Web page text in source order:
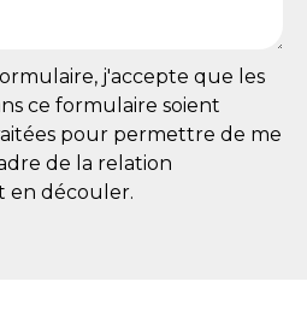
j'accepte que les
ce formulaire soient
pour permettre de me
de la relation
en découler.